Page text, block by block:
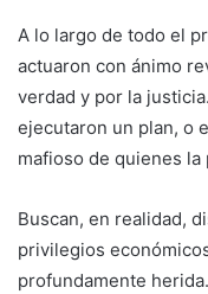
A lo largo de todo el
actuaron con ánimo
verdad y por la
ejecutaron un plan, o
mafioso de quienes
Buscan, en realidad,
privilegios
profundamente